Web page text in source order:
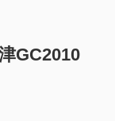
GC2010